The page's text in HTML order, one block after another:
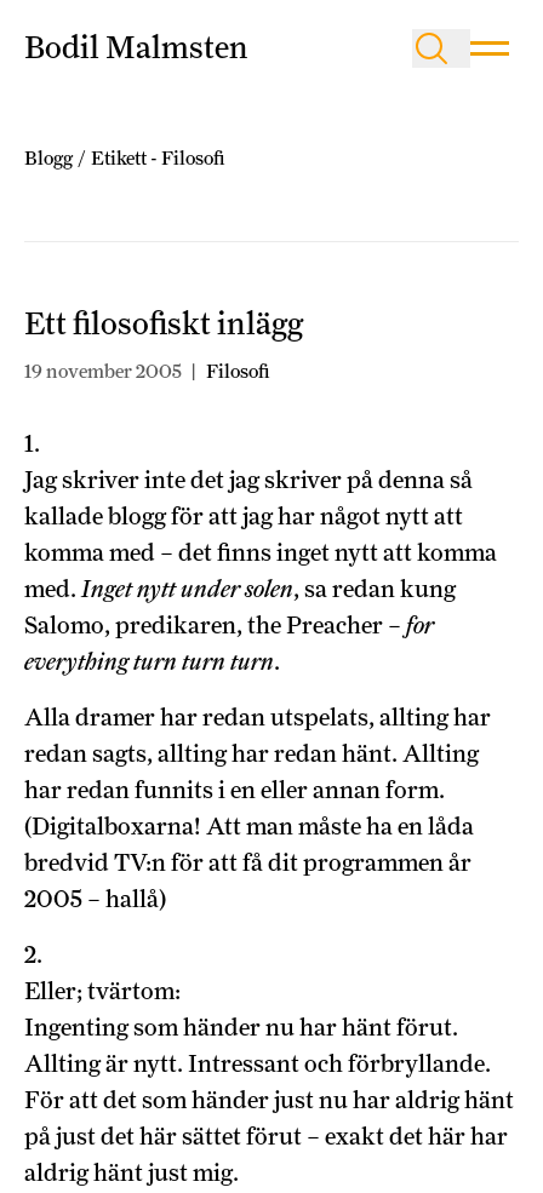
Bodil Malmsten
Blogg / Etikett - Filosofi
Ett filosofiskt inlägg
19 november 2005 | Filosofi
1.
Jag skriver inte det jag skriver på denna så
kallade blogg för att jag har något nytt att
komma med – det finns inget nytt att komma
med.Inget nytt under solen, sa redan kung
Salomo, predikaren, the Preacher – for
everything turn turn turn.
Alla dramer har redan utspelats, allting har
redan sagts, allting har redan hänt. Allting
har redan funnits i en eller annan form.
(Digitalboxarna! Att man måste ha en låda
bredvid TV:n för att få dit programmen år
2005 – hallå)
2.
Eller; tvärtom:
Ingenting som händer nu har hänt förut.
Allting är nytt. Intressant och förbryllande.
För att det som händer just nu har aldrig hänt
på just det här sättet förut – exakt det här har
aldrig hänt just mig.